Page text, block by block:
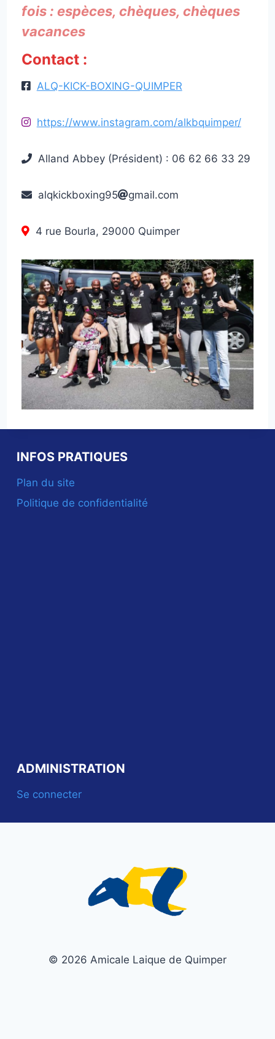
fois : espèces, chèques, chèques
vacances
Contact :
ALQ-KICK-BOXING-QUIMPER
https://www.instagram.com/alkbquimper/
Alland Abbey (Président) : 06 62 66 33 29
alqkickboxing95 gmail.com
4 rue Bourla, 29000 Quimper
INFOS PRATIQUES
Plan du site
Politique de confidentialité
ADMINISTRATION
Se connecter
© 2026 Amicale Laique de Quimper